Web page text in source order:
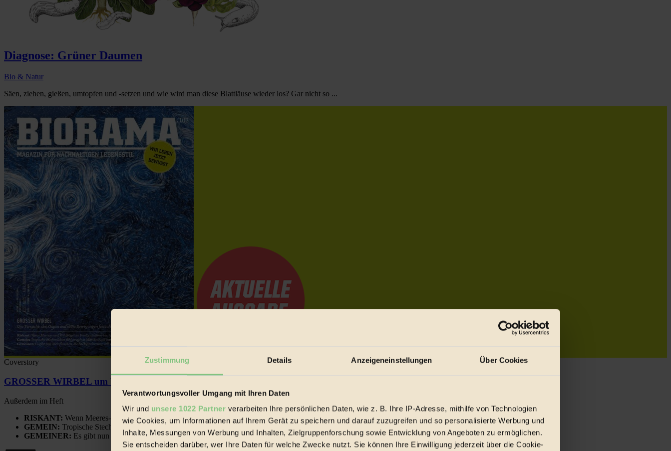
Zustimmung Details Anzeigeneinstellungen Über Cookies
Verantwortungsvoller Umgang mit Ihren Daten
Wir und unsere 1022 Partner verarbeiten Ihre persönlichen Daten, wie z. B. Ihre IP-Adresse, mithilfe von Technologien
wie Cookies, um Informationen auf Ihrem Gerät zu speichern und darauf zuzugreifen und so personalisierte Werbung und
Inhalte, Messungen von Werbung und Inhalten, Zielgruppenforschung sowie Entwicklung von Angeboten zu ermöglichen.
Sie entscheiden darüber, wer Ihre Daten für welche Zwecke nutzt. Sie können Ihre Einwilligung jederzeit über die Cookie-
Diagnose: Grüner Daumen
Bio & Natur
Säen, ziehen, gießen, umtopfen und -setzen und wie wird man diese Blattläuse wieder los? Gar nicht so ...
Coverstory
GROSSER WIRBEL um Versuche, den Ozean und seine Bewegungen festzuhalten.
Außerdem im Heft
RISKANT: Wenn Meeres- und Wildvögel im Freilandhühnerbetrieb vorbeischauen.
GEMEIN: Tropische Stechmücken fühlen sich in Mitteleuropa inziwschen oft zu Hause.
GEMEINER: Es gibt nun Weinflaschen, die nach Entleerung voll wieder zu dir zurückkommen.